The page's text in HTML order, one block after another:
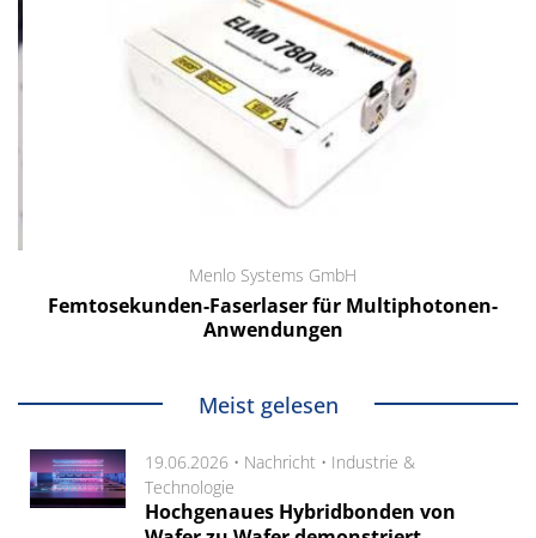
Menlo Systems GmbH
Femtosekunden-Faserlaser für Multiphotonen-
Anwendungen
Meist gelesen
19.06.2026 • Nachricht • Industrie &
Technologie
Hochgenaues Hybridbonden von